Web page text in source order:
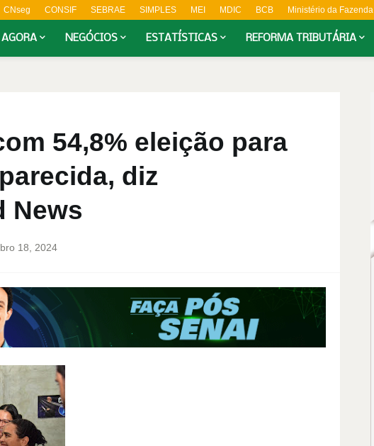
CNseg CONSIF SEBRAE SIMPLES MEI MDIC BCB Ministério da Fazenda
AGORA NEGÓCIOS ESTATÍSTICAS REFORMA TRIBUTÁRIA
54,8% eleição para
diz
News
18, 2024